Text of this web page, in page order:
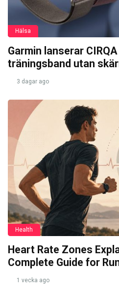
Hälsa
Garmin lanserar
träningsband utan
3 dagar ago
Health
Heart Rate Zones
Complete Guide for
1 vecka ago